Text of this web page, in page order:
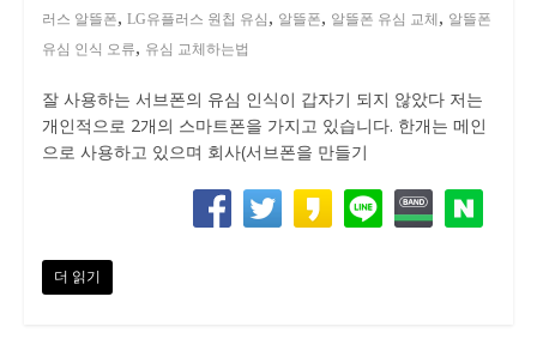
러스 알뜰폰, LG유플러스 원칩 유심 , 알뜰폰, 알뜰폰 유심 교체 , 알뜰폰
유심 인식 오류, 유심 교체하는법
잘 사용하는 서브폰의 유심 인식이 갑자기 되지 않았다 저는
개인적으로 2개의 스마트폰을 가지고 있습니다. 한개는 메인
으로 사용하고 있으며 회사(서브폰을 만들기
더 읽기